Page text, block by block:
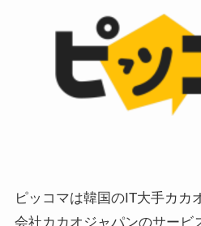
ピッコマは韓国のIT大手カカ
会社カカオジャパンのサービ